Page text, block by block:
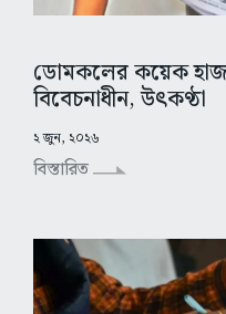
ডোমকলের কয়েক
বিবেচনাধীন, উৎকণ্ঠা
২ জুন, ২০২৬
বিস্তারিত